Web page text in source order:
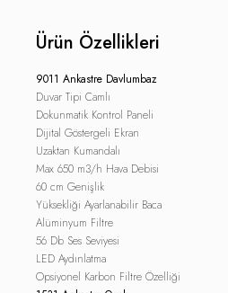
Ürün Özellikleri
9011 Ankastre Davlumbaz
Duvar Tipi Camlı
Dokunmatik Kontrol Paneli
Dijital Göstergeli Ekran
Uzaktan Kumandalı
Max 650 m3/h Hava Debisi
60 cm Genişlik
Yüksekliği Ayarlanabilir Baca
Alüminyum Filtre
56 Db Ses Seviyesi
LED Aydınlatma
Opsiyonel Karbon Filtre Özelliği